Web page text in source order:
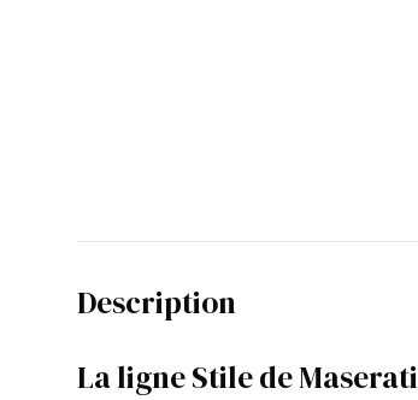
Description
La ligne Stile de Maserati